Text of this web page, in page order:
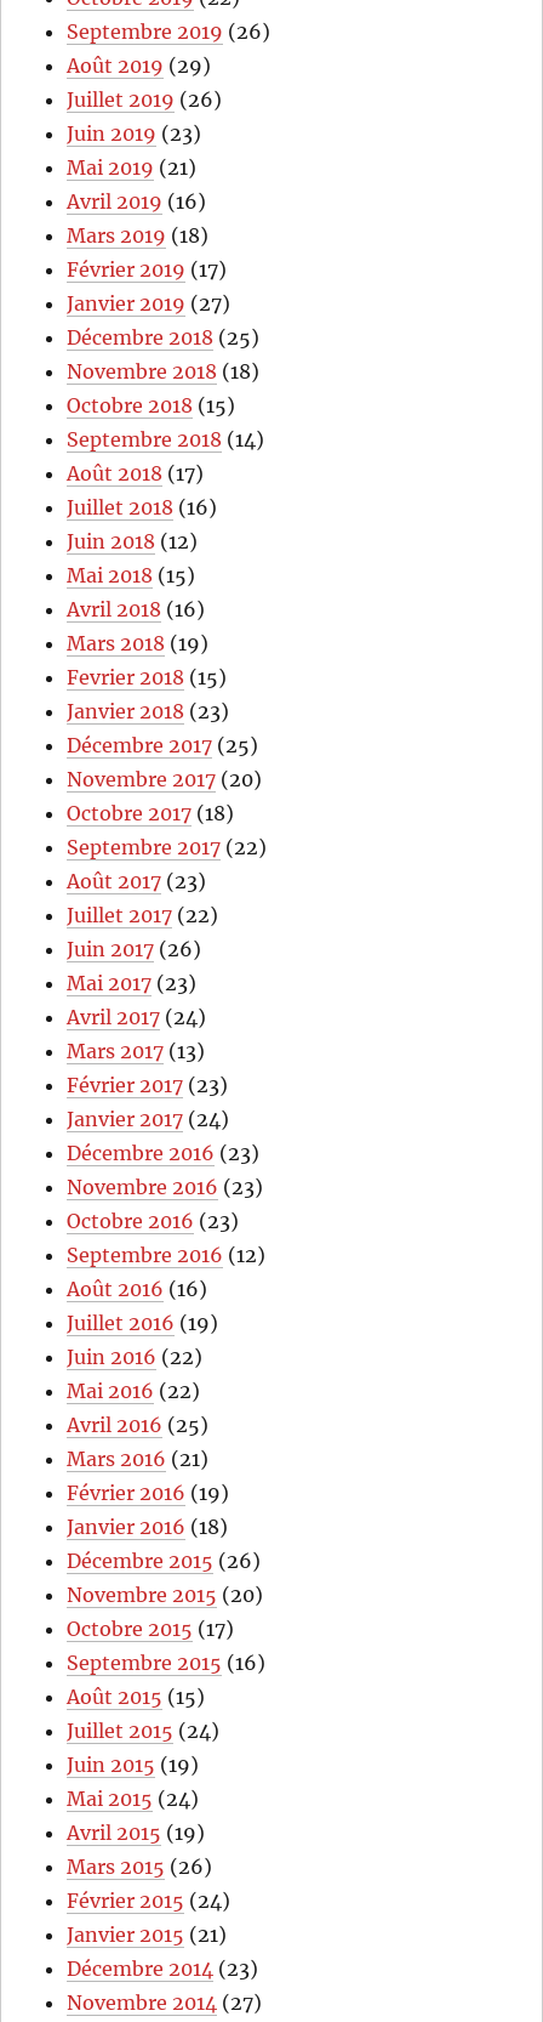
Septembre 2019 (26)
Août 2019 (29)
Juillet 2019 (26)
Juin 2019 (23)
Mai 2019 (21)
Avril 2019 (16)
Mars 2019 (18)
Février 2019 (17)
Janvier 2019 (27)
Décembre 2018 (25)
Novembre 2018 (18)
Octobre 2018 (15)
Septembre 2018 (14)
Août 2018 (17)
Juillet 2018 (16)
Juin 2018 (12)
Mai 2018 (15)
Avril 2018 (16)
Mars 2018 (19)
Fevrier 2018 (15)
Janvier 2018 (23)
Décembre 2017 (25)
Novembre 2017 (20)
Octobre 2017 (18)
Septembre 2017 (22)
Août 2017 (23)
Juillet 2017 (22)
Juin 2017 (26)
Mai 2017 (23)
Avril 2017 (24)
Mars 2017 (13)
Février 2017 (23)
Janvier 2017 (24)
Décembre 2016 (23)
Novembre 2016 (23)
Octobre 2016 (23)
Septembre 2016 (12)
Août 2016 (16)
Juillet 2016 (19)
Juin 2016 (22)
Mai 2016 (22)
Avril 2016 (25)
Mars 2016 (21)
Février 2016 (19)
Janvier 2016 (18)
Décembre 2015 (26)
Novembre 2015 (20)
Octobre 2015 (17)
Septembre 2015 (16)
Août 2015 (15)
Juillet 2015 (24)
Juin 2015 (19)
Mai 2015 (24)
Avril 2015 (19)
Mars 2015 (26)
Février 2015 (24)
Janvier 2015 (21)
Décembre 2014 (23)
Novembre 2014 (27)